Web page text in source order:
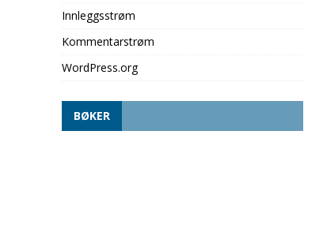
Innleggsstrøm
Kommentarstrøm
WordPress.org
BØKER